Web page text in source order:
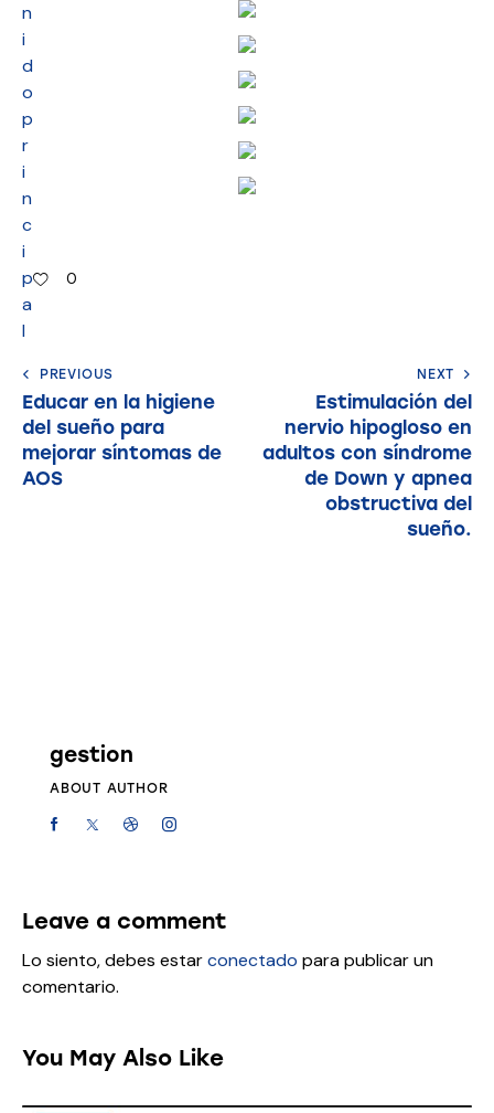
n
i
d
o
p
r
i
n
c
i
p
a
l
0
PREVIOUS
Educar en la higiene
del sueño para
mejorar síntomas de
AOS
NEXT
Estimulación del
nervio hipogloso en
adultos con síndrome
de Down y apnea
obstructiva del
sueño.
gestion
ABOUT AUTHOR
Leave a comment
Lo siento, debes estarconectado para publicar un
comentario.
You May Also Like